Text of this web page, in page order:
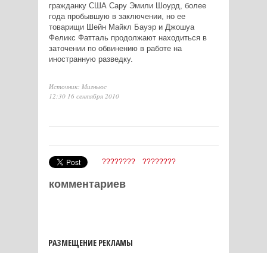
гражданку США Сару Эмили Шоурд, более
года пробывшую в заключении, но ее
товарищи Шейн Майкл Бауэр и Джошуа
Феликс Фатталь продолжают находиться в
заточении по обвинению в работе на
иностранную разведку.
Источник: Мигньюс
12:30 16 сентября 2010
???????? ????????
комментариев
РАЗМЕЩЕНИЕ РЕКЛАМЫ